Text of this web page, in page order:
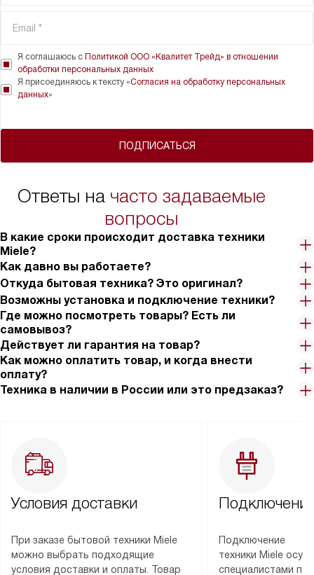
ПОДПИСАТЬСЯ
Я соглашаюсь с Политикой ООО «Квалитет Трейд» в отношении
обработки персональных данных
Я присоединяюсь к тексту «Согласия на обработку персональных
данных»
Ответы на часто задаваемые
вопросы
В какие сроки происходит доставка техники
Miele?
Как давно вы работаете?
Откуда бытовая техника? Это оригинал?
Возможны установка и подключение техники?
Где можно посмотреть товары? Есть ли
самовывоз?
Действует ли гарантия на товар?
Как можно оплатить товар, и когда внести
оплату?
Техника в наличии в России или это предзаказ?
Условия доставки
При заказе бытовой техники Miele
можно выбрать подходящие
условия доставки и оплаты. Товар
Подключение
техники Miele
специалистами